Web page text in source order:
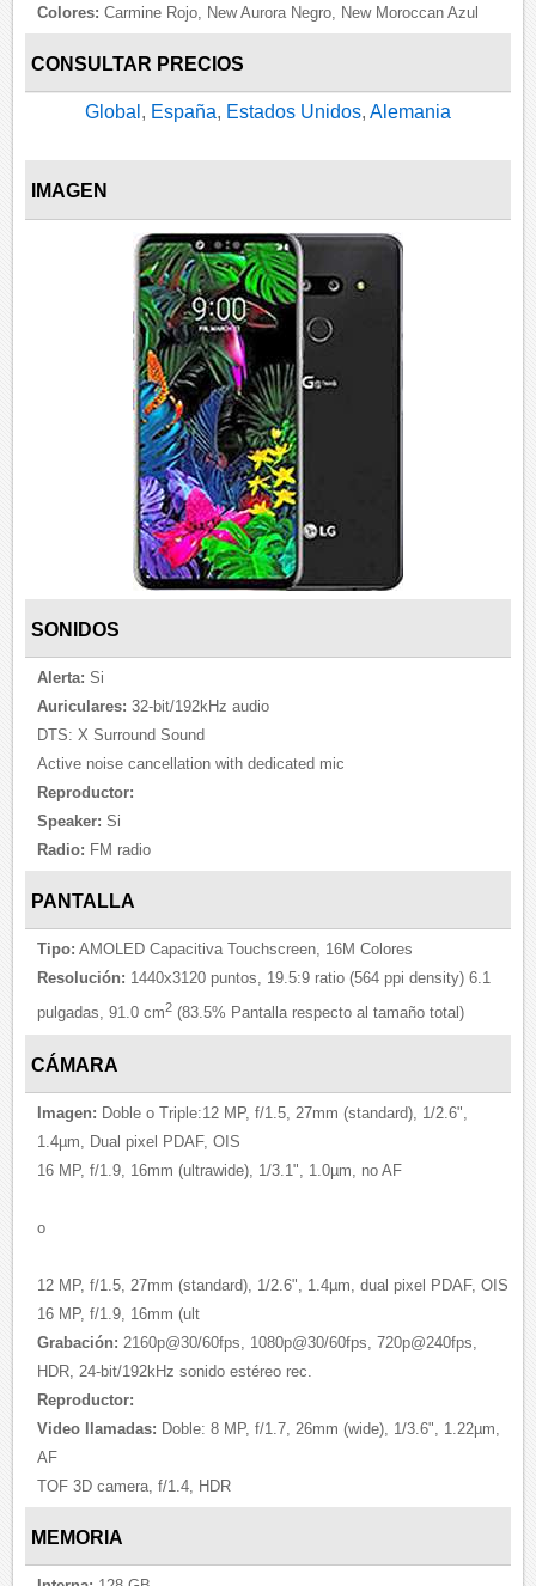
Colores: Carmine Rojo, New Aurora Negro, New Moroccan Azul
CONSULTAR PRECIOS
Global , España, Estados Unidos, Alemania
IMAGEN
SONIDOS
Alerta: Si
Auriculares: 32-bit/192kHz audio
DTS: X Surround Sound
Active noise cancellation with dedicated mic
Reproductor:
Speaker: Si
Radio: FM radio
PANTALLA
Tipo: AMOLED Capacitiva Touchscreen, 16M Colores
Resolución: 1440x3120 puntos, 19.5:9 ratio (564 ppi density) 6.1
pulgadas, 91.0 cm2 (83.5% Pantalla respecto al tamaño total)
CÁMARA
Imagen: Doble o Triple:12 MP, f/1.5, 27mm (standard), 1/2.6",
1.4µm, Dual pixel PDAF, OIS
16 MP, f/1.9, 16mm (ultrawide), 1/3.1", 1.0µm, no AF
o
12 MP, f/1.5, 27mm (standard), 1/2.6", 1.4µm, dual pixel PDAF, OIS
16 MP, f/1.9, 16mm (ult
Grabación: 2160p@30/60fps, 1080p@30/60fps, 720p@240fps,
HDR, 24-bit/192kHz sonido estéreo rec.
Reproductor:
Video llamadas: Doble: 8 MP, f/1.7, 26mm (wide), 1/3.6", 1.22µm,
AF
TOF 3D camera, f/1.4, HDR
MEMORIA